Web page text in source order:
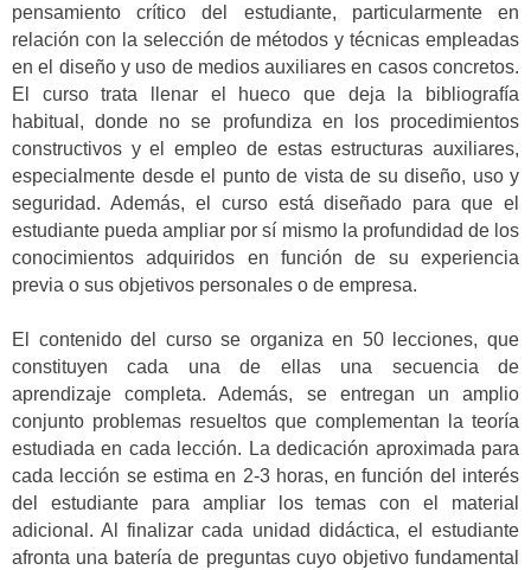
pensamiento crítico del estudiante, particularmente en
relación con la selección de métodos y técnicas empleadas
en el diseño y uso de medios auxiliares en casos concretos.
El curso trata llenar el hueco que deja la bibliografía
habitual, donde no se profundiza en los procedimientos
constructivos y el empleo de estas estructuras auxiliares,
especialmente desde el punto de vista de su diseño, uso y
seguridad. Además, el curso está diseñado para que el
estudiante pueda ampliar por sí mismo la profundidad de los
conocimientos adquiridos en función de su experiencia
previa o sus objetivos personales o de empresa.
El contenido del curso se organiza en 50 lecciones, que
constituyen cada una de ellas una secuencia de
aprendizaje completa. Además, se entregan un amplio
conjunto problemas resueltos que complementan la teoría
estudiada en cada lección. La dedicación aproximada para
cada lección se estima en 2-3 horas, en función del interés
del estudiante para ampliar los temas con el material
adicional. Al finalizar cada unidad didáctica, el estudiante
afronta una batería de preguntas cuyo objetivo fundamental